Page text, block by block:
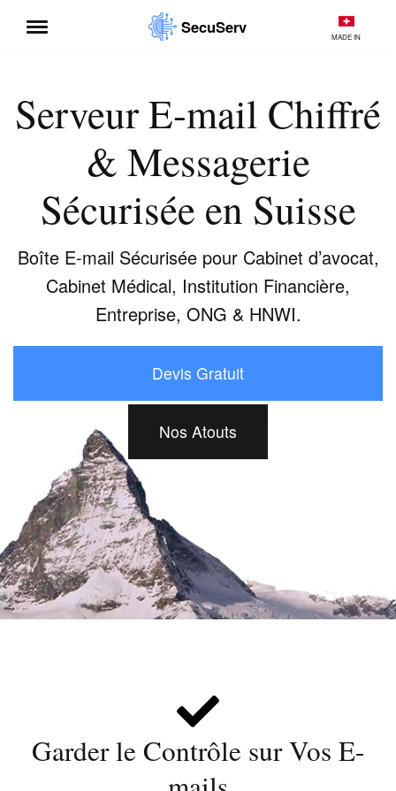
SecuServ MADE IN
Serveur E-mail Chiffré
& Messagerie
Sécurisée en Suisse
Boîte E-mail Sécurisée pour Cabinet d’avocat,
Cabinet Médical, Institution Financière,
Entreprise, ONG & HNWI.
Devis Gratuit
Nos Atouts
Garder le Contrôle sur Vos E-